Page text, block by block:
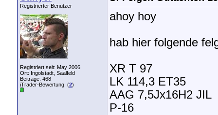
Registrierter Benutzer
Registriert seit: May 2006
Ort: Ingolstadt, Saalfeld
Beiträge: 468
iTrader-Bewertung: (2)
ahoy hoy
hab hier folgende
XR T 97
LK 114,3 ET35
AAG 7,5Jx16H2 JIL
P-16